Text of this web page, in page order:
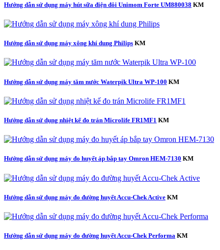
Hướng dẫn sử dụng máy hút sữa điện đôi Unimom Forte UM880038 KM
Hướng dẫn sử dụng máy xông khí dung Philips KM
Hướng dẫn sử dụng máy tăm nước Waterpik Ultra WP-100 KM
Hướng dẫn sử dụng nhiệt kế đo trán Microlife FR1MF1 KM
Hướng dẫn sử dụng máy đo huyết áp bắp tay Omron HEM-7130 KM
Hướng dẫn sử dụng máy đo đường huyết Accu-Chek Active KM
Hướng dẫn sử dụng máy đo đường huyết Accu-Chek Performa KM